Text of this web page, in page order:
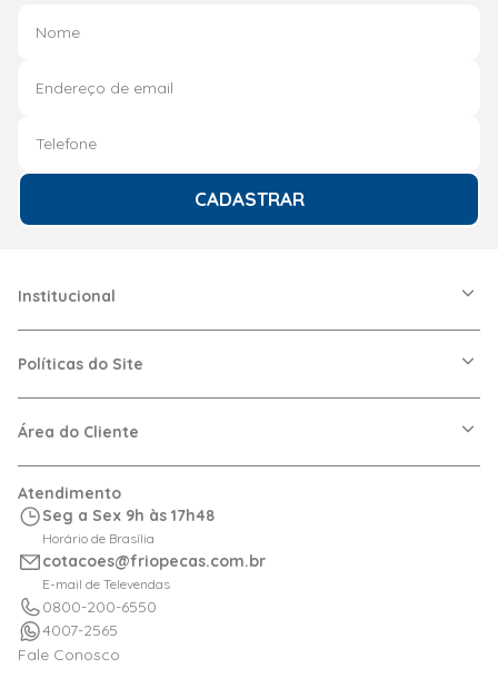
CADASTRAR
Institucional
Nossas Lojas
Dúvidas Frequentes
Políticas do Site
Política de Privacidade
Logística
Área do Cliente
Meus Pedidos
Calculadora de BTUs
Portal de Boletos
Orçamentos
Atendimento
Seg a Sex 9h às 17h48
Horário de Brasília
cotacoes@friopecas.com.br
E-mail de Televendas
0800-200-6550
4007-2565
Fale Conosco